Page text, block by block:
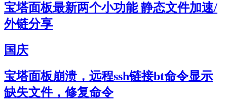
宝塔面板最新两个小功能 静态文件加速/
外链分享
国庆
宝塔面板崩溃，远程ssh链接bt命令显示
缺失文件，修复命令